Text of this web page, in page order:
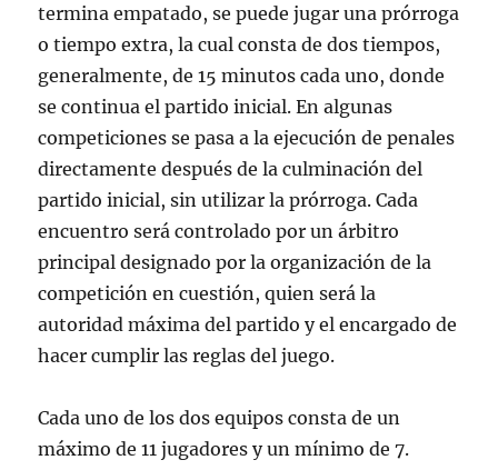
termina empatado, se puede jugar una prórroga
o tiempo extra, la cual consta de dos tiempos,
generalmente, de 15 minutos cada uno, donde
se continua el partido inicial. En algunas
competiciones se pasa a la ejecución de penales
directamente después de la culminación del
partido inicial, sin utilizar la prórroga. Cada
encuentro será controlado por un árbitro
principal designado por la organización de la
competición en cuestión, quien será la
autoridad máxima del partido y el encargado de
hacer cumplir las reglas del juego.
Cada uno de los dos equipos consta de un
máximo de 11 jugadores y un mínimo de 7.